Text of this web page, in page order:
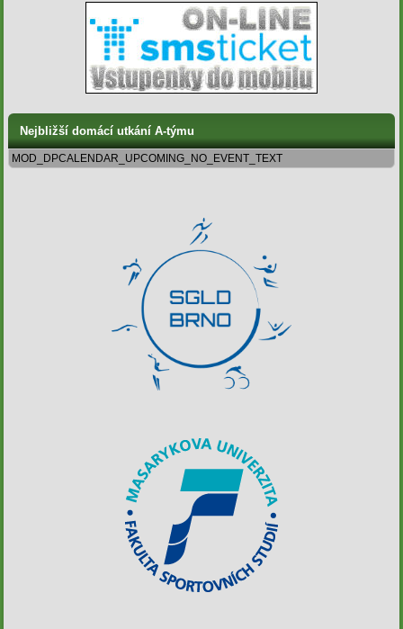
Nejbližší domácí utkání A-týmu
MOD_DPCALENDAR_UPCOMING_NO_EVENT_TEXT